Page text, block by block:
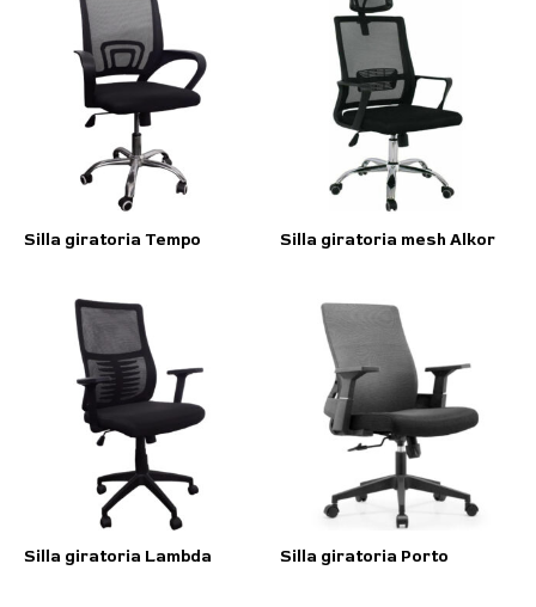
Silla giratoria Tempo Silla giratoria mesh Alkor
Silla giratoria Lambda Silla giratoria Porto